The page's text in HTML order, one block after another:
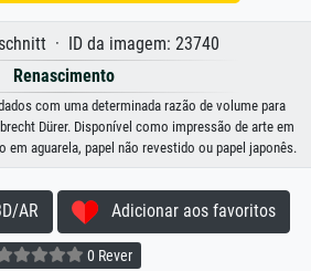
· ID da imagem: 23740
Renascimento
com uma determinada razão de volume para
Dürer. Disponível como impressão de arte em
em aguarela, papel não revestido ou papel japonês.
AR Adicionar aos favoritos
0 Rever